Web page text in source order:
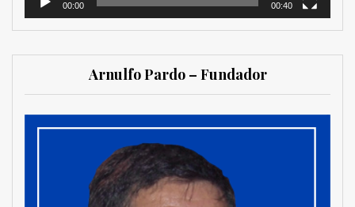
00:00 00:40
Arnulfo Pardo – Fundador